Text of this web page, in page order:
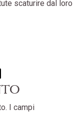
scaturire dal loro
I campi